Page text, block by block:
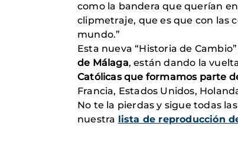
como la bandera que querían
clipmetraje, que es que con las
mundo.”
Esta nueva “Historia de
de Málaga, están dando la
Católicas que formamos parte
Francia, Estados Unidos,
No te la pierdas y sigue todas
nuestra lista de reproducción